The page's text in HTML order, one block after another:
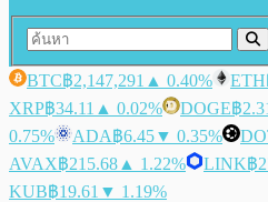
BTC฿2,147,291 ▲ 0.40% ETH
XRP฿34.11 ▲ 0.02% DOGE฿
0.75%
ADA฿6.45▼ 0.35%
AVAX฿215.68 ▲ 1.22% LINK฿
KUB฿19.61 ▼ 1.19%